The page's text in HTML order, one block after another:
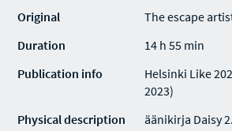
Original
The escape
Duration
14 h 55 min
Publication info
Helsinki Like
2023)
Physical description
äänikirja Daisy